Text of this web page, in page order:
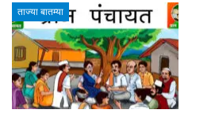
ताज्या बातम्या